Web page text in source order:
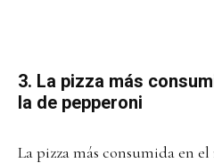
3. La pizza más
la de pepperoni
La pizza más consumida en